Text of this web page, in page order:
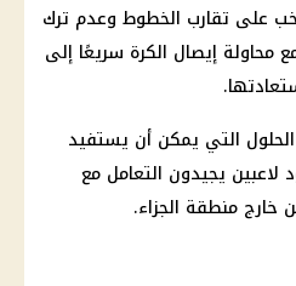
على تقارب الخطوط وعدم ترك
محاولة إيصال الكرة سريعًا إلى
الحلول التي يمكن أن يستفيد
يجيدون التعامل مع
خارج منطقة الجزاء.